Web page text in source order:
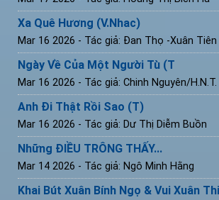
Xa Quê Hương (V.Nhac)
Mar 16 2026 - Tác giả: Đan Thọ -Xuân Tiên
Ngày Về Của Một Người Tù (T
Mar 16 2026 - Tác giả: Chinh Nguyên/H.N.T.
Anh Đi Thật Rồi Sao (T)
Mar 16 2026 - Tác giả: Dư Thị Diễm Buồn
Những ĐIỀU TRÔNG THẤY...
Mar 14 2026 - Tác giả: Ngô Minh Hằng
Khai Bút Xuân Bính Ngọ & Vui Xuân